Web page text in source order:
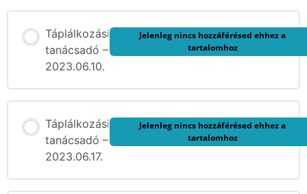
Táplálkozási
tanácsadó –
2023.06.10.
Jelenleg nincs hozzáférésed ehhez a
tartalomhoz
Táplálkozási
tanácsadó –
2023.06.17.
Jelenleg nincs hozzáférésed ehhez a
tartalomhoz